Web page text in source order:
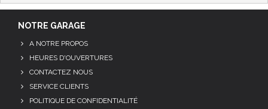
NOTRE GARAGE
A NOTRE PROPOS
HEURES D'OUVERTURES
CONTACTEZ NOUS
SERVICE CLIENTS
POLITIQUE DE CONFIDENTIALITÉ